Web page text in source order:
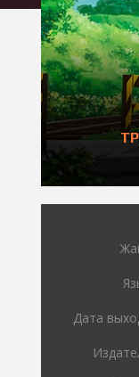
Дата